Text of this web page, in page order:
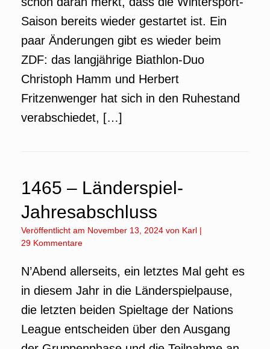
Saison bereits wieder gestartet ist. Ein
paar Änderungen gibt es wieder beim
ZDF: das langjährige Biathlon-Duo
Christoph Hamm und Herbert
Fritzenwenger hat sich in den Ruhestand
verabschiedet, […]
1465 – Länderspiel-
Jahresabschluss
Veröffentlicht am November 13, 2024 von Karl |
29 Kommentare
N’Abend allerseits, ein letztes Mal geht es
in diesem Jahr in die Länderspielpause,
die letzten beiden Spieltage der Nations
League entscheiden über den Ausgang